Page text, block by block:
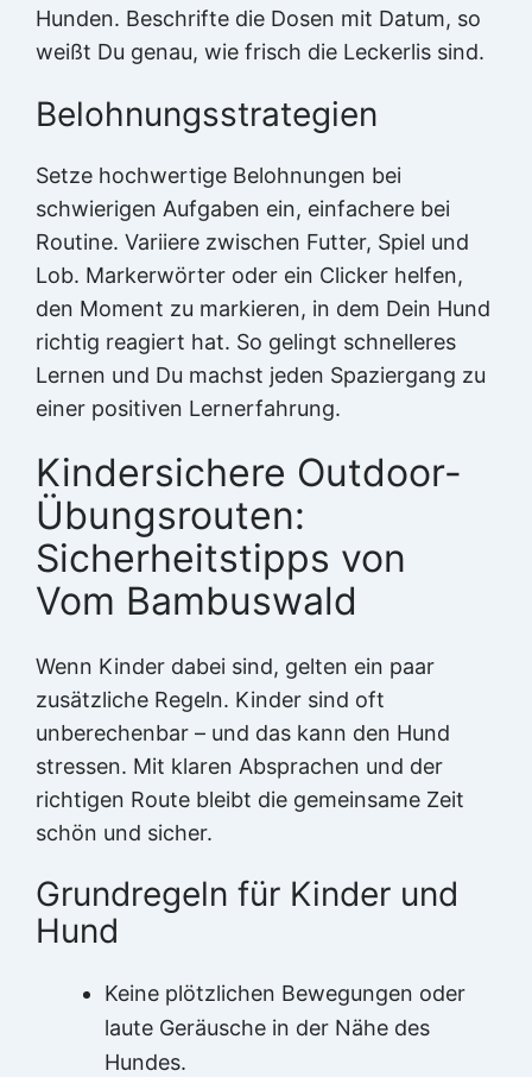
Hunden. Beschrifte die Dosen mit Datum, so
weißt Du genau, wie frisch die Leckerlis sind.
Belohnungsstrategien
Setze hochwertige Belohnungen bei
schwierigen Aufgaben ein, einfachere bei
Routine. Variiere zwischen Futter, Spiel und
Lob. Markerwörter oder ein Clicker helfen,
den Moment zu markieren, in dem Dein Hund
richtig reagiert hat. So gelingt schnelleres
Lernen und Du machst jeden Spaziergang zu
einer positiven Lernerfahrung.
Kindersichere Outdoor-
Übungsrouten:
Sicherheitstipps von
Vom Bambuswald
Wenn Kinder dabei sind, gelten ein paar
zusätzliche Regeln. Kinder sind oft
unberechenbar – und das kann den Hund
stressen. Mit klaren Absprachen und der
richtigen Route bleibt die gemeinsame Zeit
schön und sicher.
Grundregeln für Kinder und
Hund
Keine plötzlichen Bewegungen oder
laute Geräusche in der Nähe des
Hundes.